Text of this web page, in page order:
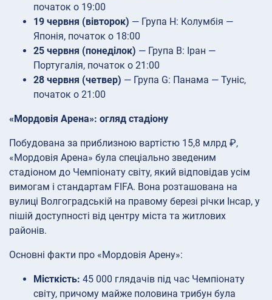
початок о 19:00
19 червня (вівторок) — Група H: Колумбія —
Японія, початок о 18:00
25 червня (понеділок) — Група B: Іран —
Португалія, початок о 21:00
28 червня (четвер) — Група G: Панама — Туніс,
початок о 21:00
«Мордовія Арена»: огляд стадіону
Побудована за приблизною вартістю 15,8 млрд ₽,
«Мордовія Арена» була спеціально зведеним
стадіоном до Чемпіонату світу, який відповідав усім
вимогам і стандартам FIFA. Вона розташована на
вулиці Волгоградській на правому березі річки Інсар, у
пішій доступності від центру міста та житлових
районів.
Основні факти про «Мордовія Арену»:
Місткість: 45 000 глядачів під час Чемпіонату
світу, причому майже половина трибун була